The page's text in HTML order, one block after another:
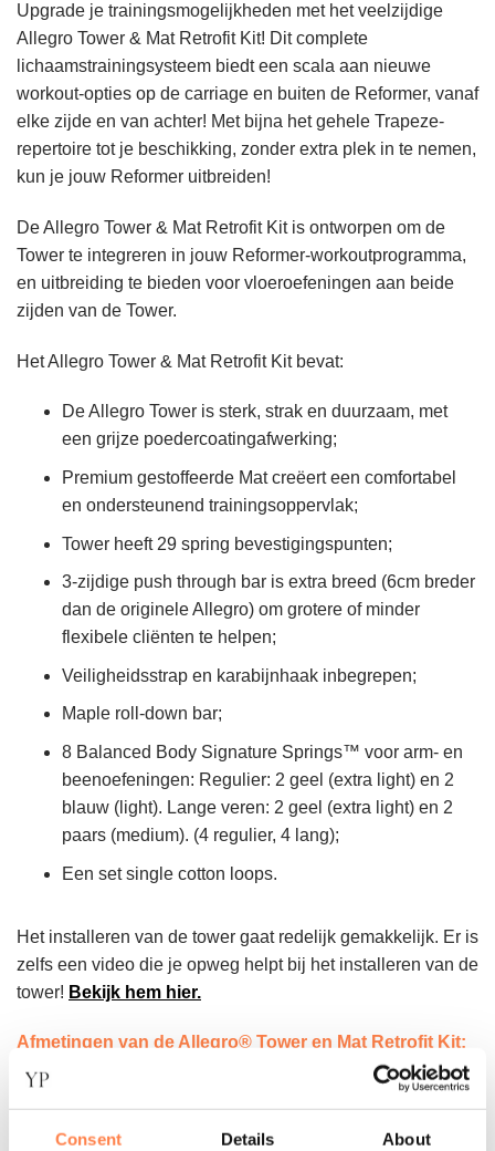
Consent Details About
Upgrade je trainingsmogelijkheden met het veelzijdige
Allegro Tower & Mat Retrofit Kit! Dit complete
lichaamstrainingsysteem biedt een scala aan nieuwe
workout-opties op de carriage en buiten de Reformer, vanaf
elke zijde en van achter! Met bijna het gehele Trapeze-
repertoire tot je beschikking, zonder extra plek in te nemen,
kun je jouw Reformer uitbreiden!
De Allegro Tower & Mat Retrofit Kit is ontworpen om de
Tower te integreren in jouw Reformer-workoutprogramma,
en uitbreiding te bieden voor vloeroefeningen aan beide
zijden van de Tower.
Het Allegro Tower & Mat Retrofit Kit bevat:
De Allegro Tower is sterk, strak en duurzaam, met
een grijze poedercoatingafwerking;
Premium gestoffeerde Mat creëert een comfortabel
en ondersteunend trainingsoppervlak;
Tower heeft 29 spring bevestigingspunten;
3-zijdige push through bar is extra breed (6cm breder
dan de originele Allegro) om grotere of minder
flexibele cliënten te helpen;
Veiligheidsstrap en karabijnhaak inbegrepen;
Maple roll-down bar;
8 Balanced Body Signature Springs™ voor arm- en
beenoefeningen: Regulier: 2 geel (extra light) en 2
blauw (light). Lange veren: 2 geel (extra light) en 2
paars (medium). (4 regulier, 4 lang);
Een set single cotton loops.
Het installeren van de tower gaat redelijk gemakkelijk. Er is
zelfs een video die je opweg helpt bij het installeren van de
tower! Bekijk hem hier.
Afmetingen van de Allegro® Tower en Mat Retrofit Kit: